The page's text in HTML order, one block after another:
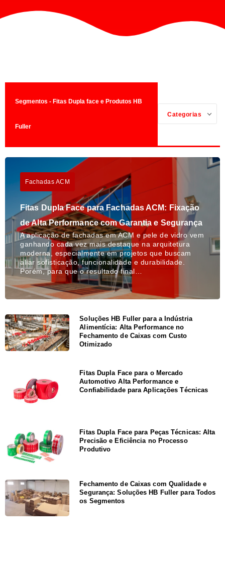
Segmentos - Fitas Dupla face e Produtos HB
Fuller
Categorias
Fachadas ACM
Fitas Dupla Face para Fachadas ACM: Fixação
de Alta Performance com Garantia e Segurança
A aplicação de fachadas em ACM e pele de vidro vem
ganhando cada vez mais destaque na arquitetura
moderna, especialmente em projetos que buscam
aliar sofisticação, funcionalidade e durabilidade.
Porém, para que o resultado final…
Soluções HB Fuller para a Indústria
Alimentícia: Alta Performance no
Fechamento de Caixas com Custo
Otimizado
Fitas Dupla Face para o Mercado
Automotivo Alta Performance e
Confiabilidade para Aplicações Técnicas
Fitas Dupla Face para Peças Técnicas: Alta
Precisão e Eficiência no Processo
Produtivo
Fechamento de Caixas com Qualidade e
Segurança: Soluções HB Fuller para Todos
os Segmentos